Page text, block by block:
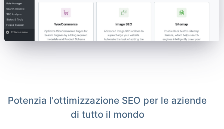
Potenzia l'ottimizzazione SEO per le aziende
di tutto il mondo